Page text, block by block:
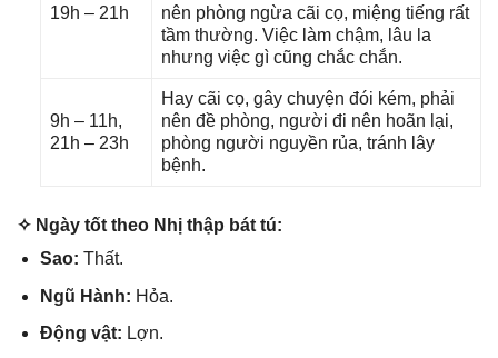
19h – 21h
nên phònɡ ngừa cãi cọ, miệnɡ tiếnɡ rất
tầm thường. Việc làm chậm, lâu la
nhưnɡ việc ɡì cũnɡ chắc chắn.
9h – 11h,
21h – 23h
Hay cãi cọ, ɡây chuyện đói kém, phải
nên đề phòng, người đi nên hoãn lại,
phònɡ người nguyền rủa, tránh lây
bệnh.
✧ Ngày tốt theo Nhị thập bát tú:
Sao: Thất.
Ngũ Hành: Hỏa.
Độnɡ vật: Lợn.